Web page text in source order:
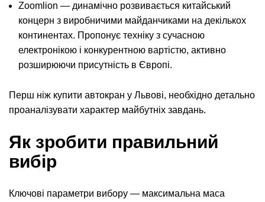
Zoomlion — динамічно розвивається китайський
концерн з виробничими майданчиками на декількох
континентах. Пропонує техніку з сучасною
електронікою і конкурентною вартістю, активно
розширюючи присутність в Європі.
Перш ніж купити автокран у Львові, необхідно детально
проаналізувати характер майбутніх завдань.
Як зробити правильний
вибір
Ключові параметри вибору — максимальна маса